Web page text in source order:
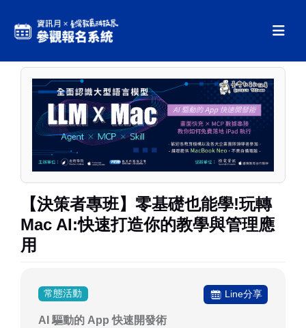
【決策者專班】零基礎也能學!玩轉
Mac AI:快速打造你的教學與管理應
用
常態活動 Line分享
AI 驅動的 App 快速開發術